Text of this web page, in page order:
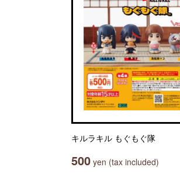
キルラキル もぐもぐ隊
500 yen (tax included)